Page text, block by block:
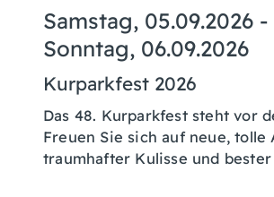
Samstag, 05.09.2026 -
Sonntag, 06.09.2026
Kurparkfest 2026
Das 48. Kurparkfest steht vor
Freuen Sie sich auf neue, tolle
traumhafter Kulisse und